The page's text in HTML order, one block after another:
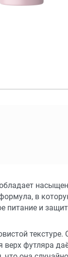
в
питание и
текстуре.
футляра